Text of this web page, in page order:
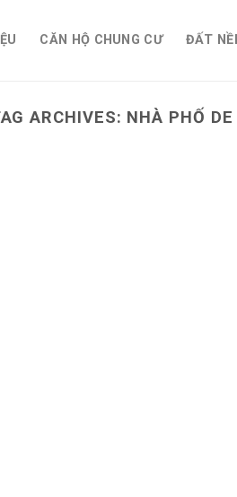
CĂN HỘ CHUNG CƯ ĐẤT
ARCHIVES: NHÀ PHỐ